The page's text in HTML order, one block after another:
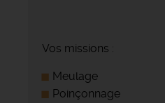
Vos missions :
Meulage
Poinçonnage